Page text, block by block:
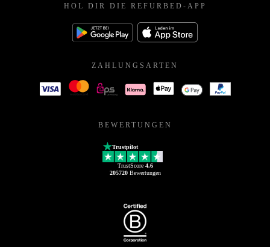
HOL DIR DIE REFURBED-APP
ZAHLUNGSARTEN
BEWERTUNGEN
Trustpilot
TrustScore 4.6
205720Bewertungen